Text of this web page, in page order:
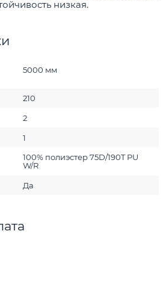
низкая.
5000 мм
210
2
1
100% полиэстер 75D/190T PU
W/R
Да